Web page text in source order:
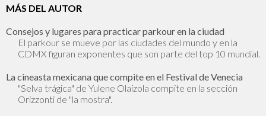
MÁS DEL AUTOR
Consejos y lugares para practicar parkour en la ciudad
El parkour se mueve por las ciudades del mundo y en la
CDMX figuran exponentes que son parte del top 10 mundial.
La cineasta mexicana que compite en el Festival de Venecia
"Selva trágica" de Yulene Olaizola compite en la sección
Orizzonti de "la mostra".